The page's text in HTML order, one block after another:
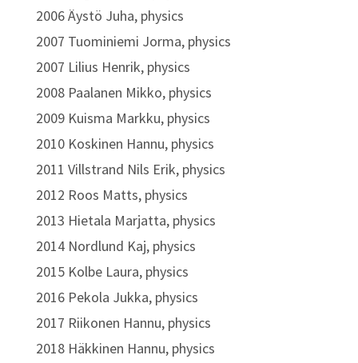
2006 Äystö Juha, physics
2007 Tuominiemi Jorma, physics
2007 Lilius Henrik, physics
2008 Paalanen Mikko, physics
2009 Kuisma Markku, physics
2010 Koskinen Hannu, physics
2011 Villstrand Nils Erik, physics
2012 Roos Matts, physics
2013 Hietala Marjatta, physics
2014 Nordlund Kaj, physics
2015 Kolbe Laura, physics
2016 Pekola Jukka, physics
2017 Riikonen Hannu, physics
2018 Häkkinen Hannu, physics